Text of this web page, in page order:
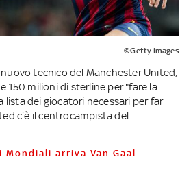
©Getty Images
nuovo tecnico del Manchester United,
150 milioni di sterline per "fare la
lista dei giocatori necessari per far
c'è il centrocampista del
Mondiali arriva Van Gaal